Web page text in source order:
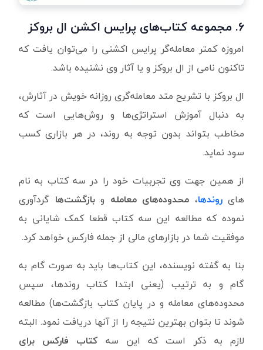
۶. مجموعه کتاب‌های پرایس اکشن ال بروکز
امروزه کمتر معامله‌گر پرایس اکشنی را می‌توان یافت که
تاکنون نامی از ال بروکز و یا آثار وی نشنیده باشد.
ال بروکز با تشریح متد معامله‌گری روزانه خویش در آثارش،
به دنبال آموزش استراتژی‌ها و روش‌هایی است که
مخاطب بتواند بدون توجه به روند، در هر بازاری کسب
سود نماید.
از همین جهت وی تجربیات خود را در سه کتاب به نام
هایروندها، محدوده‌هایمعامله وبازگشت‌ها گردآوری
نموده که مطالعه این سه کتاب قطعا کمک شایانی به
موفقیت شما در بازارهای مالی از جمله فارکس خواهد کرد.
بنا به گفته نویسنده، این کتاب‌ها باید به صورت گام به
گام و به ترتیب (یعنی ابتدا کتاب روندها، سپس
محدوده‌های معامله و در پایان کتاب بازگشت‌ها) مطالعه
شوند تا بتوان بهترین نتیجه را از آنها دریافت نمود. البته
لازم به ذکر است که این سه کتاب فارکس برای